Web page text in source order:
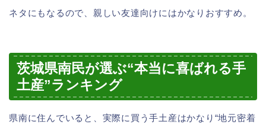
ネタにもなるので、親しい友達向けにはかなりおすすめ。
茨城県南民が選ぶ“本当に喜ばれる手
土産”ランキング
県南に住んでいると、実際に買う手土産はかなり“地元密着